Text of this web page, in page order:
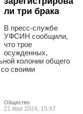
ли три брака
В пресс-службе
УФСИН сообщили,
что трое
осужденных,
колонии общего
своими
Общество
21 мая 2024, 15:47